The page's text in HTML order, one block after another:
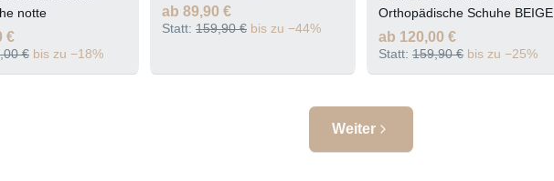
notte
€
€ bis zu −18%
BLUE/WHITE/BLACK
ab 89,90 €
Statt: 159,90 € bis zu −44%
Orthopädische Schuhe BEIGE
ab 120,00 €
Statt: 159,90 € bis zu −25%
Weiter